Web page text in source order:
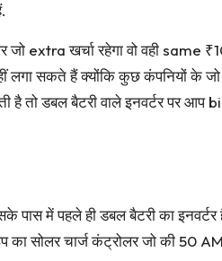
extra खर्चा रहेगा वो वही same
सकते हैं क्योंकि कुछ कंपनियों के
है तो डबल बैटरी वाले इनवर्टर पर
में पहले ही डबल बैटरी का इनवर्टर
सोलर चार्ज कंट्रोलर जो की 50